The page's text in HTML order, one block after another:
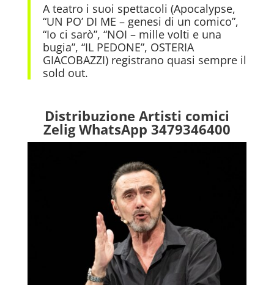
A teatro i suoi spettacoli (Apocalypse,
“UN PO’ DI ME – genesi di un comico”,
“Io ci sarò”, “NOI – mille volti e una
bugia”, “IL PEDONE”, OSTERIA
GIACOBAZZI) registrano quasi sempre il
sold out.
Distribuzione Artisti comici
Zelig WhatsApp 3479346400